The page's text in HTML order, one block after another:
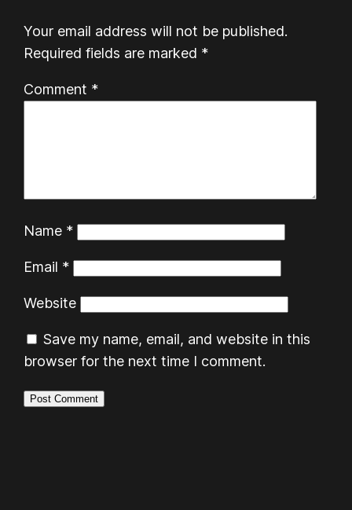
Your email address will not be published.
Required fields are marked *
Comment *
Name *
Email *
Website
Save my name, email, and website in this
browser for the next time I comment.